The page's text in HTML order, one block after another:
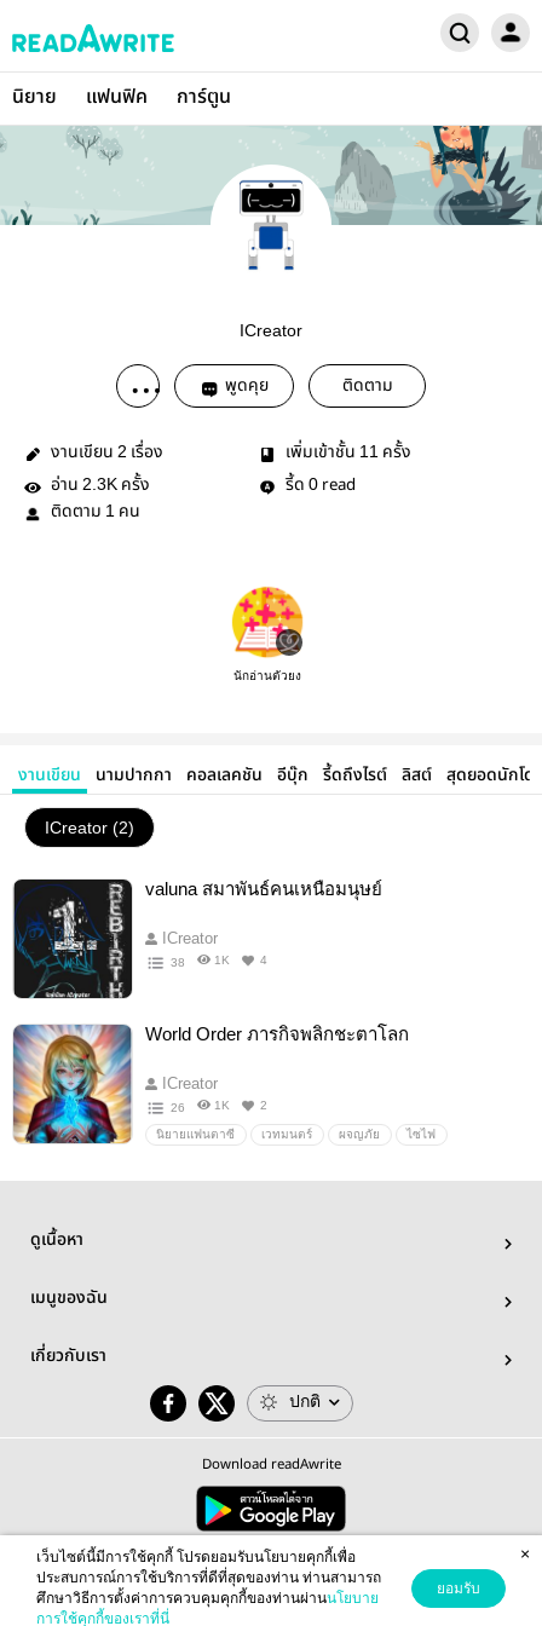
นิยาย แฟนฟิค การ์ตูน
ICreator
พูดคุย ติดตาม
งานเขียน 2 เรื่อง เพิ่มเข้าชั้น 11 ครั้ง
อ่าน 2.3K ครั้ง รี้ด 0 read
ติดตาม 1 คน
นักอ่านตัวยง
งานเขียน นามปากกา คอลเลคชัน อีบุ๊ก รี้ดถึงไรต์ ลิสต์ สุดยอดนักโด
ICreator (2)
valuna สมาพันธ์คนเหนือมนุษย์
ICreator
38 1K 4
World Order ภารกิจพลิกชะตาโลก
ICreator
26 1K 2
นิยายแฟนตาซี เวทมนตร์ ผจญภัย ไซไฟ
ดูเนื้อหา
เมนูของฉัน
เกี่ยวกับเรา
ปกติ
Download readAwrite
© 2026 readAwrite.com by MEB Corporation Public Company Limited
This site is protected by reCAPTCHA and the Google Privacy Policy Terms of Serviceapply.
เว็บไซต์นี้มีการใช้คุกกี้ โปรดยอมรับนโยบายคุกกี้เพื่อ
ประสบการณ์การใช้บริการที่ดีที่สุดของท่าน ท่านสามารถ
ศึกษาวิธีการตั้งค่าการควบคุมคุกกี้ของท่านผ่านนโยบาย
การใช้คุกกี้ของเราที่นี่
ยอมรับ
×